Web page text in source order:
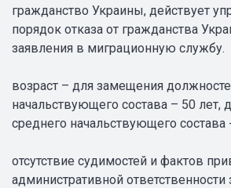
гражданство Украины, действует
порядок отказа от гражданства
заявления в миграционную службу.
возраст – для замещения
начальствующего состава – 50 лет,
среднего начальствующего состава
отсутствие судимостей и фактов
административной